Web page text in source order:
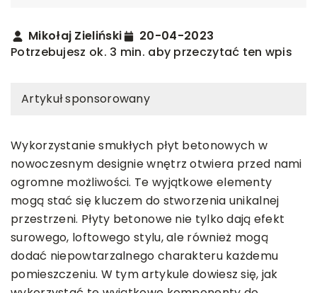
Mikołaj Zieliński
20-04-2023
Potrzebujesz ok. 3 min. aby przeczytać ten wpis
Artykuł sponsorowany
Wykorzystanie smukłych płyt betonowych w
nowoczesnym designie wnętrz otwiera przed nami
ogromne możliwości. Te wyjątkowe elementy
mogą stać się kluczem do stworzenia unikalnej
przestrzeni. Płyty betonowe nie tylko dają efekt
surowego, loftowego stylu, ale również mogą
dodać niepowtarzalnego charakteru każdemu
pomieszczeniu. W tym artykule dowiesz się, jak